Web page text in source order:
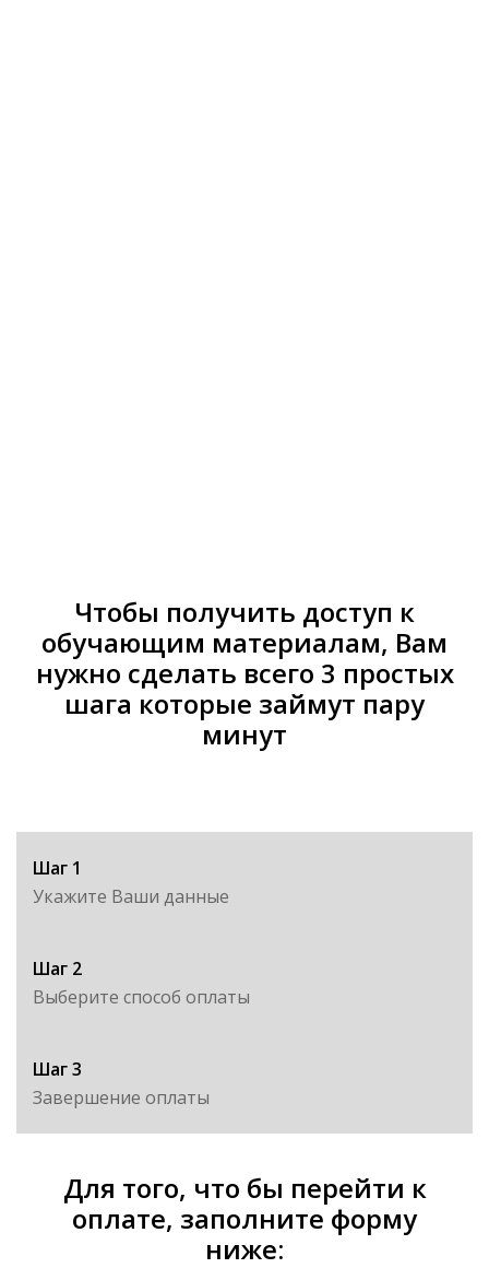
Чтобы получить доступ к
обучающим материалам, Вам
нужно сделать всего 3 простых
шага которые займут пару
минут
Шаг 1
Укажите Ваши данные
Шаг 2
Выберите способ оплаты
Шаг 3
Завершение оплаты
Для того, что бы перейти к
оплате, заполните форму
ниже: